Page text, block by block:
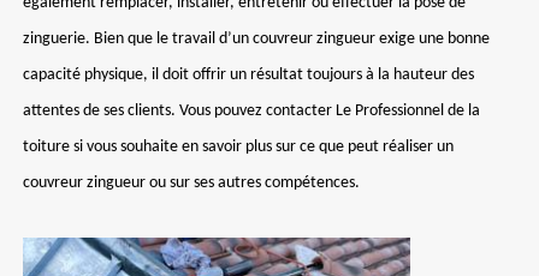
zinguerie. Bien que le travail d’un couvreur zingueur exige une bonne
capacité physique, il doit offrir un résultat toujours à la hauteur des
attentes de ses clients. Vous pouvez contacter Le Professionnel de la
toiture si vous souhaite en savoir plus sur ce que peut réaliser un
couvreur zingueur ou sur ses autres compétences.